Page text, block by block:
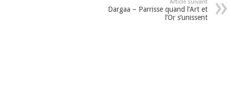
Article suivant
Dargaa – Parrisse quand l’Art et
l’Or s’unissent